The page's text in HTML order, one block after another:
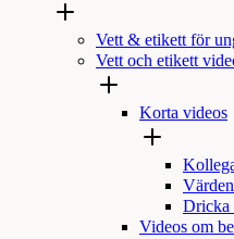
Vett & etikett för
Vett och etikett
Korta videos
Dricka
Videos om